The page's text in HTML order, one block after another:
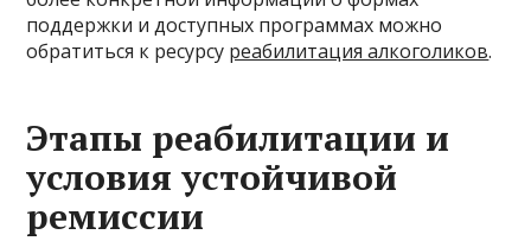
поддержки и доступных программах можно
обратиться к ресурсу реабилитация алкоголиков.
Этапы реабилитации и
условия устойчивой
ремиссии